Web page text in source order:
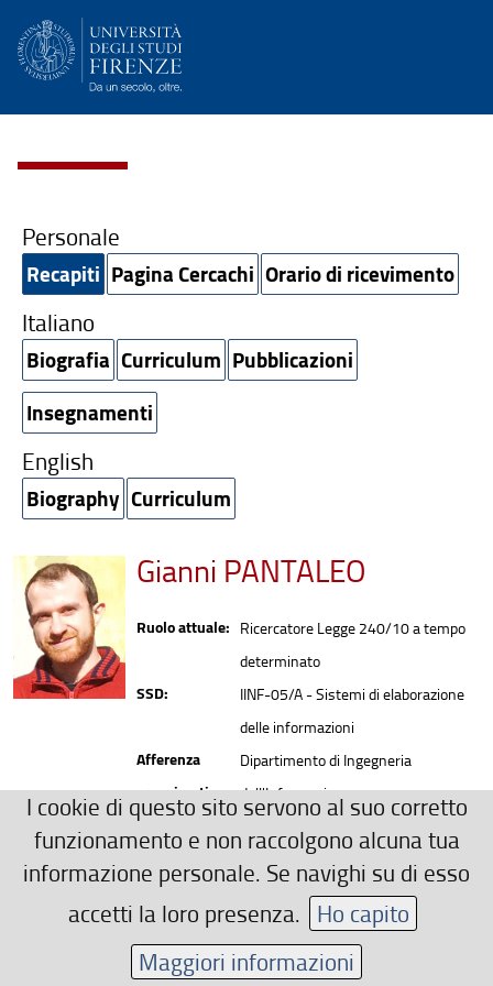
Personale
Recapiti Pagina Cercachi Orario di ricevimento
Italiano
Biografia Curriculum Pubblicazioni
Insegnamenti
English
Biography Curriculum
Gianni PANTALEO
Ruolo attuale: Ricercatore Legge 240/10 a tempo
determinato
SSD:
IINF-05/A - Sistemi di elaborazione
delle informazioni
Afferenza
organizzativa:
Dipartimento di Ingegneria
dell'Informazione
Recapiti
0552758517
Area riservata
I cookie di questo sito servono al suo corretto
funzionamento e non raccolgono alcuna tua
informazione personale. Se navighi su di esso
accetti la loro presenza. Ho capito
Maggiori informazioni